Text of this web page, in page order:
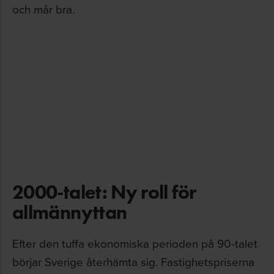
och mår bra.
2000-talet: Ny roll för
allmännyttan
Efter den tuffa ekonomiska perioden på 90-talet
börjar Sverige återhämta sig. Fastighetspriserna